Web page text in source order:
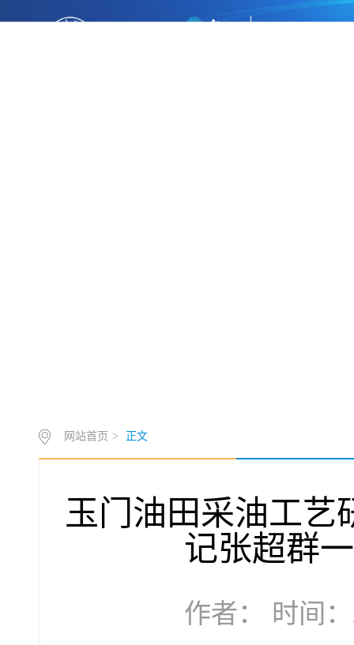
网站首页 > 正文
玉门油田采油工艺
记张超群
作者： 时间：